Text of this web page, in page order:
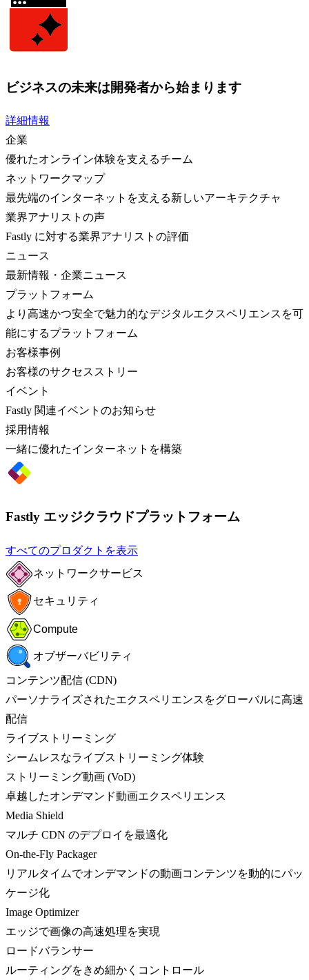
ビジネスの未来は開発者から始まります
詳細情報
企業
優れたオンライン体験を支えるチーム
ネットワークマップ
最先端のインターネットを支える新しいアーキテクチャ
業界アナリストの声
Fastly に対する業界アナリストの評価
ニュース
最新情報・企業ニュース
プラットフォーム
より高速かつ安全で魅力的なデジタルエクスペリエンスを可
能にするプラットフォーム
お客様事例
お客様のサクセスストリー
イベント
Fastly 関連イベントのお知らせ
採用情報
一緒に優れたインターネットを構築
Fastly エッジクラウドプラットフォーム
すべてのプロダクトを表示
ネットワークサービス
セキュリティ
Compute
オブザーバビリティ
コンテンツ配信 (CDN)
パーソナライズされたエクスペリエンスをグローバルに高速
配信
ライブストリーミング
シームレスなライブストリーミング体験
ストリーミング動画 (VoD)
卓越したオンデマンド動画エクスペリエンス
Media Shield
マルチ CDN のデプロイを最適化
On-the-Fly Packager
リアルタイムでオンデマンドの動画コンテンツを動的にパッ
ケージ化
Image Optimizer
エッジで画像の高速処理を実現
ロードバランサー
ルーティングをきめ細かくコントロール